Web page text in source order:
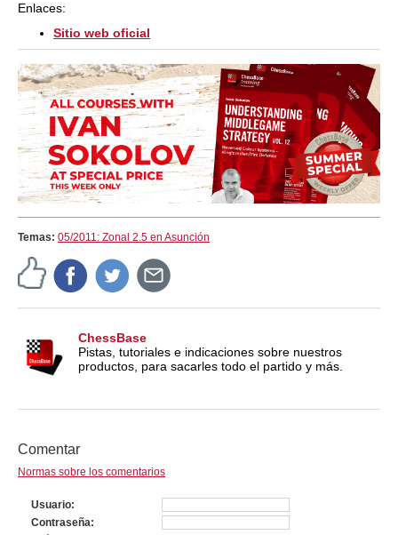
Enlaces:
Sitio web oficial
Temas: 05/2011: Zonal 2.5 en Asunción
ChessBase
Pistas, tutoriales e indicaciones sobre nuestros
productos, para sacarles todo el partido y más.
Comentar
Normas sobre los comentarios
Usuario
Contraseña